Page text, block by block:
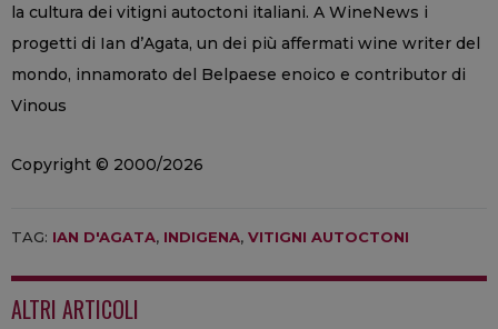
la cultura dei vitigni autoctoni italiani. A WineNews i
progetti di Ian d’Agata, un dei più affermati wine writer del
mondo, innamorato del Belpaese enoico e contributor di
Vinous
Copyright © 2000/2026
TAG: IAN D'AGATA, INDIGENA, VITIGNI AUTOCTONI
ALTRI ARTICOLI